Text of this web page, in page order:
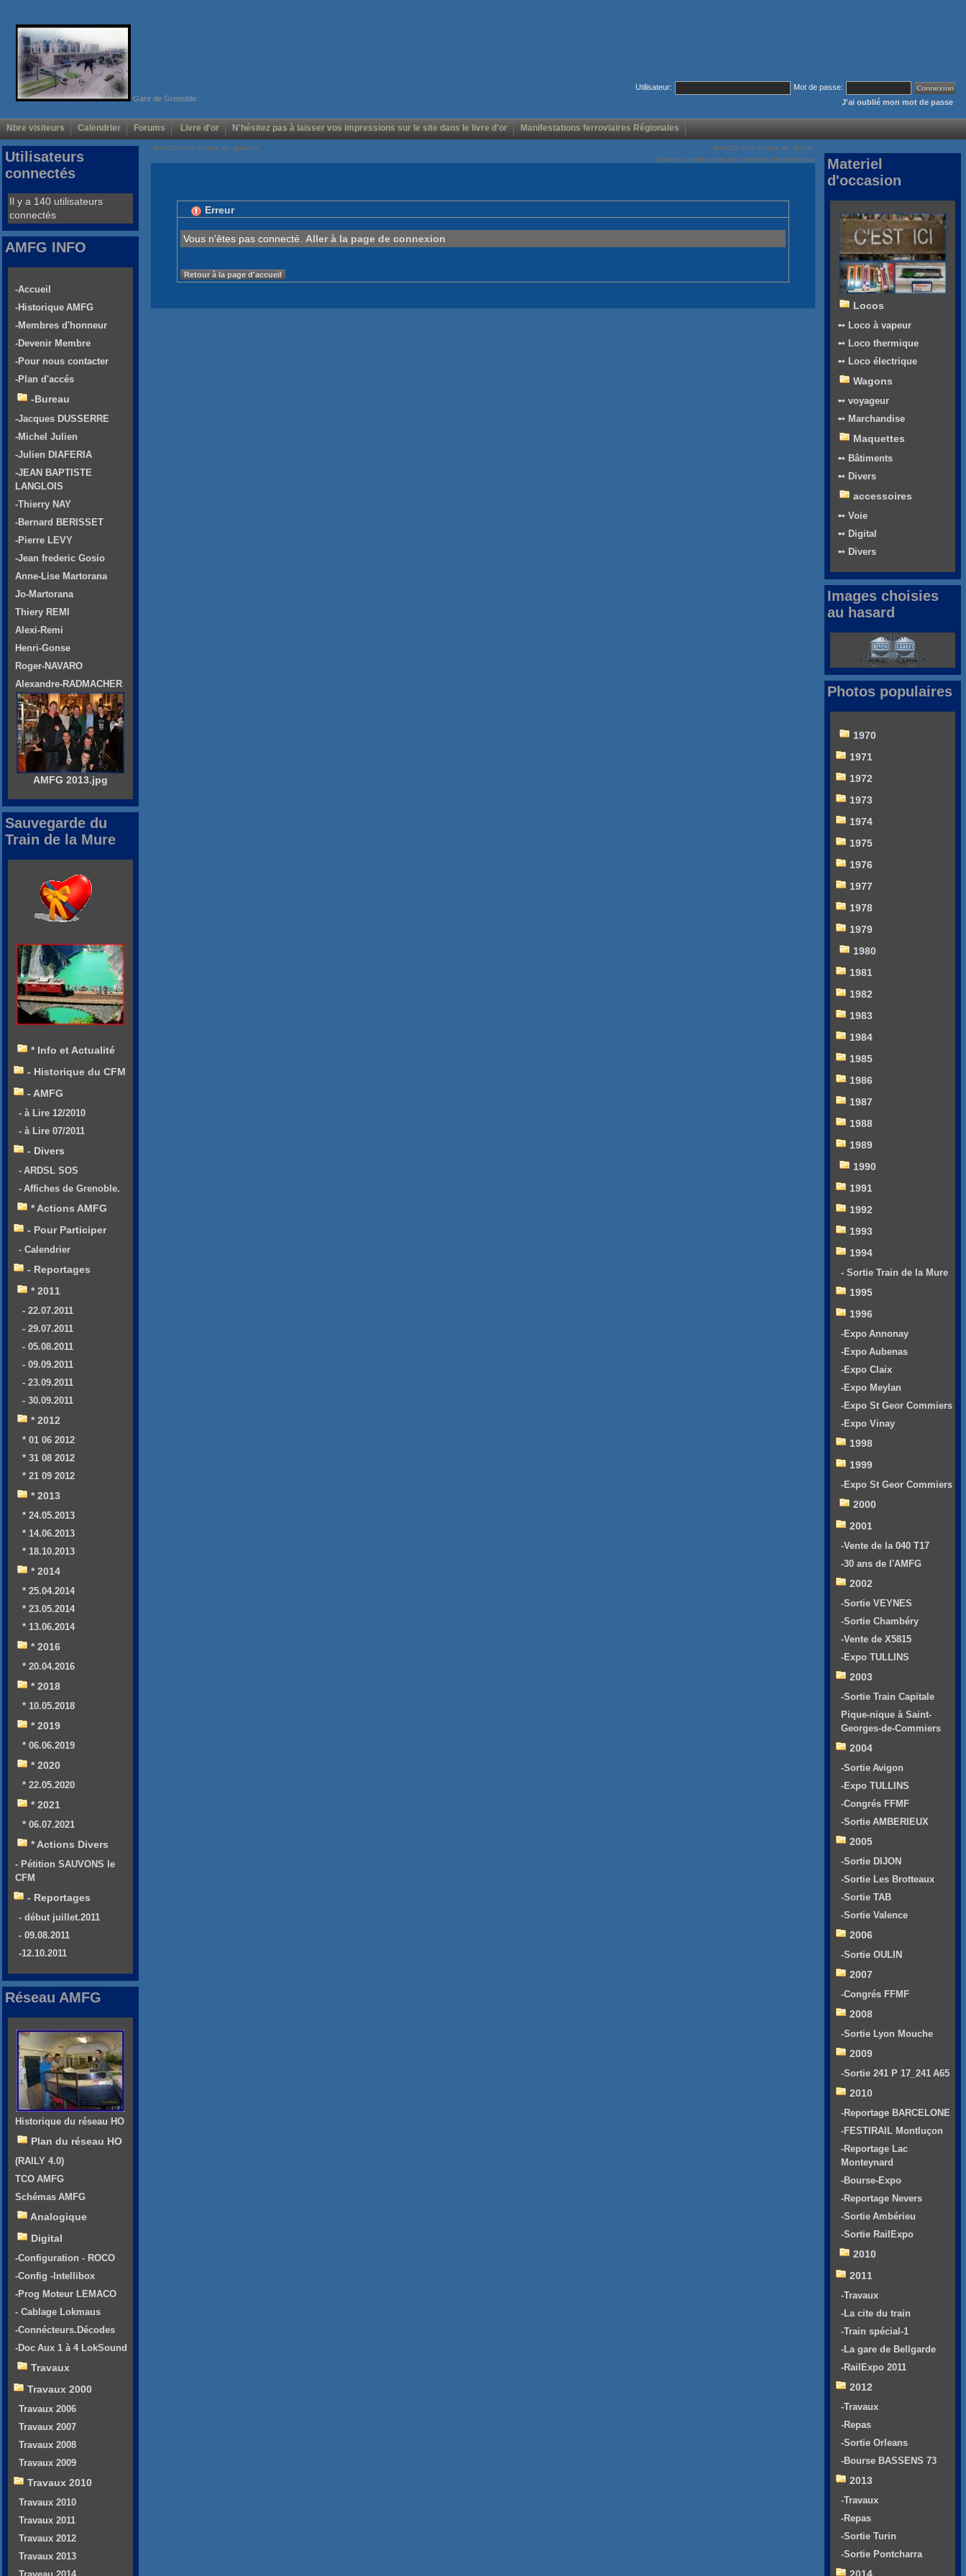
Gare de Grenoble
Utilisateur:
Mot de passe:
J'ai oublié mon mot de passe
Nbre visiteurs Calendrier Forums Livre d'or N'hésitez pas à laisser vos impressions sur le site dans le livre d'or Manifestations ferroviaires Régionales
Voir/Cacher menus de gauche
Voir/Cacher menus de droite
Envoyez cette page par courrier électronique
Erreur
Vous n'êtes pas connecté. Aller à la page de connexion
Retour à la page d'accueil
Utilisateurs
connectés
Il y a 140 utilisateurs
connectés
AMFG INFO
-Accueil
-Historique AMFG
-Membres d'honneur
-Devenir Membre
-Pour nous contacter
-Plan d'accés
-Bureau
-Jacques DUSSERRE
-Michel Julien
-Julien DIAFERIA
-JEAN BAPTISTE
LANGLOIS
-Thierry NAY
-Bernard BERISSET
-Pierre LEVY
-Jean frederic Gosio
Anne-Lise Martorana
Jo-Martorana
Thiery REMI
Alexi-Remi
Henri-Gonse
Roger-NAVARO
Alexandre-RADMACHER
AMFG 2013.jpg
Sauvegarde du
Train de la Mure
* Info et Actualité
- Historique du CFM
- AMFG
- à Lire 12/2010
- à Lire 07/2011
- Divers
- ARDSL SOS
- Affiches de Grenoble.
* Actions AMFG
- Pour Participer
- Calendrier
- Reportages
* 2011
- 22.07.2011
- 29.07.2011
- 05.08.2011
- 09.09.2011
- 23.09.2011
- 30.09.2011
* 2012
* 01 06 2012
* 31 08 2012
* 21 09 2012
* 2013
* 24.05.2013
* 14.06.2013
* 18.10.2013
* 2014
* 25.04.2014
* 23.05.2014
* 13.06.2014
* 2016
* 20.04.2016
* 2018
* 10.05.2018
* 2019
* 06.06.2019
* 2020
* 22.05.2020
* 2021
* 06.07.2021
* Actions Divers
- Pétition SAUVONS le
CFM
- Reportages
- début juillet.2011
- 09.08.2011
-12.10.2011
Réseau AMFG
Historique du réseau HO
Plan du réseau HO
(RAILY 4.0)
TCO AMFG
Schémas AMFG
Analogique
Digital
-Configuration - ROCO
-Config -Intellibox
-Prog Moteur LEMACO
- Cablage Lokmaus
-Connécteurs.Décodes
-Doc Aux 1 à 4 LokSound
Travaux
Travaux 2000
Travaux 2006
Travaux 2007
Travaux 2008
Travaux 2009
Travaux 2010
Travaux 2010
Travaux 2011
Travaux 2012
Travaux 2013
Materiel
d'occasion
Locos
➻ Loco à vapeur
➻ Loco thermique
➻ Loco électrique
Wagons
➻ voyageur
➻ Marchandise
Maquettes
➻ Bâtiments
➻ Divers
accessoires
➻ Voie
➻ Digital
➻ Divers
Images choisies
au hasard
Photos populaires
1970
1971
1972
1973
1974
1975
1976
1977
1978
1979
1980
1981
1982
1983
1984
1985
1986
1987
1988
1989
1990
1991
1992
1993
1994
- Sortie Train de la Mure
1995
1996
-Expo Annonay
-Expo Aubenas
-Expo Claix
-Expo Meylan
-Expo St Geor Commiers
-Expo Vinay
1998
1999
-Expo St Geor Commiers
2000
2001
-Vente de la 040 T17
-30 ans de l'AMFG
2002
-Sortie VEYNES
-Sortie Chambéry
-Vente de X5815
-Expo TULLINS
2003
-Sortie Train Capitale
Pique-nique à Saint-
Georges-de-Commiers
2004
-Sortie Avigon
-Expo TULLINS
-Congrés FFMF
-Sortie AMBERIEUX
2005
-Sortie DIJON
-Sortie Les Brotteaux
-Sortie TAB
-Sortie Valence
2006
-Sortie OULIN
2007
-Congrés FFMF
2008
-Sortie Lyon Mouche
2009
-Sortie 241 P 17_241 A65
2010
-Reportage BARCELONE
-FESTIRAIL Montluçon
-Reportage Lac
Monteynard
-Bourse-Expo
-Reportage Nevers
-Sortie Ambérieu
-Sortie RailExpo
2010
2011
-Travaux
-La cite du train
-Train spécial-1
-La gare de Bellgarde
-RailExpo 2011
2012
-Travaux
-Repas
-Sortie Orleans
-Bourse BASSENS 73
2013
-Travaux
-Repas
-Sortie Turin
-Sortie Pontcharra